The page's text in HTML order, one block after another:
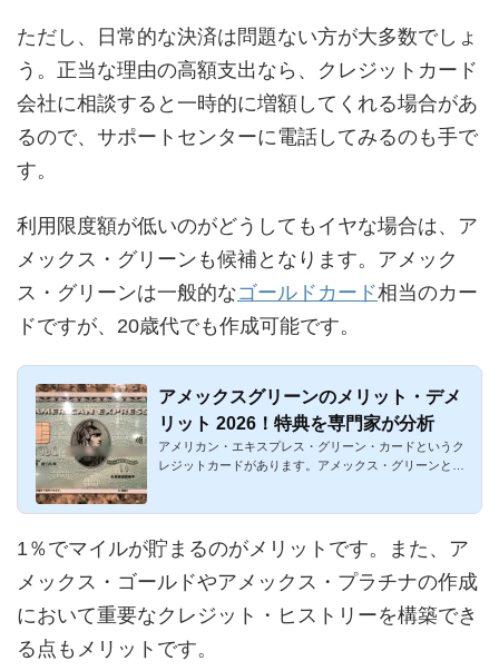
ただし、日常的な決済は問題ない方が大多数でしょ
う。正当な理由の高額支出なら、クレジットカード
会社に相談すると一時的に増額してくれる場合があ
るので、サポートセンターに電話してみるのも手で
す。
利用限度額が低いのがどうしてもイヤな場合は、ア
メックス・グリーンも候補となります。アメック
ス・グリーンは一般的なゴールドカード相当のカー
ドですが、20歳代でも作成可能です。
アメックスグリーンのメリット・デメ
リット 2026！特典を専門家が分析
アメリカン・エキスプレス・グリーン・カードというク
レジットカードがあります。アメックス・グリーンと呼
1％でマイルが貯まるのがメリットです。また、ア
メックス・ゴールドやアメックス・プラチナの作成
において重要なクレジット・ヒストリーを構築でき
る点もメリットです。